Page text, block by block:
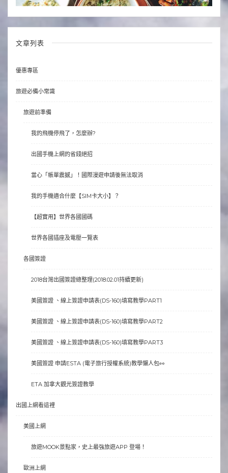
文章列表
優惠專區
旅遊必備小常識
旅遊前準備
我的飛機停飛了，怎麼辦?
出國手機上網的省錢絕招
當心「帳單震撼」！國際漫遊申請後無法取消
我的手機適合什麼【SIM卡大小】？
【超實用】世界各國國碼
世界各國插座及電壓一覽表
各國簽證
2018台灣出國簽證總整理(2018.02.01持續更新)
美國簽證 、線上簽證申請表(DS-160)填寫教學PART1
美國簽證 、線上簽證申請表(DS-160)填寫教學PART2
美國簽證 、線上簽證申請表(DS-160)填寫教學PART3
美國簽證 申請ESTA (電子旅行授權系統)教學懶人包👀
ETA 加拿大觀光簽證教學
出國上網看這裡
美國上網
旅遊MOOK景點家，史上最強旅遊APP 登場！
歐洲上網